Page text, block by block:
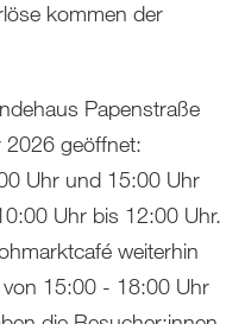
kommen der
Papenstraße
2026 geöffnet:
Uhr und 15:00 Uhr
Uhr bis 12:00 Uhr.
weiterhin
15:00 - 18:00 Uhr